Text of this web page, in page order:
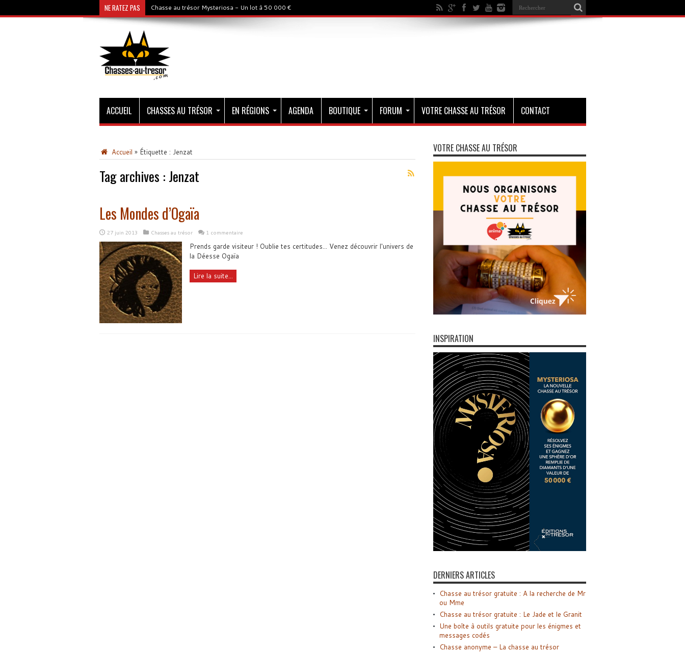
NE RATEZ PAS Chasse au trésor Mysteriosa - Un lot à 50 000 €
ACCUEIL CHASSES AU TRÉSOR EN RÉGIONS AGENDA BOUTIQUE FORUM VOTRE CHASSE AU TRÉSOR CONTACT
Accueil » Étiquette : Jenzat
Tag archives : Jenzat
Les Mondes d’Ogaïa
27 juin 2013 Chasses au trésor 1 commentaire
Prends garde visiteur ! Oublie tes certitudes... Venez découvrir l'univers de
la Déesse Ogaïa
Lire la suite...
VOTRE CHASSE AU TRÉSOR
INSPIRATION
DERNIERS ARTICLES
Chasse au trésor gratuite : A la recherche de Mr
ou Mme
Chasse au trésor gratuite : Le Jade et le Granit
Une boîte à outils gratuite pour les énigmes et
messages codés
Chasse anonyme – La chasse au trésor